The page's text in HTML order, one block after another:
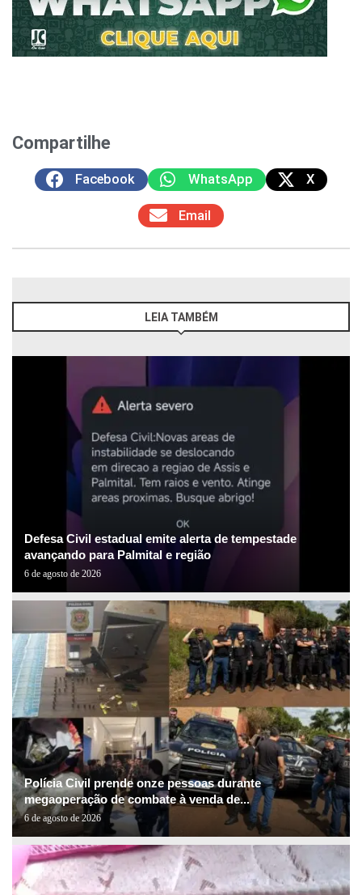
Compartilhe
Facebook WhatsApp X
Email
LEIA TAMBÉM
Defesa Civil estadual emite alerta de tempestade
avançando para Palmital e região
6 de agosto de 2026
Polícia Civil prende onze pessoas durante
megaoperação de combate à venda de...
6 de agosto de 2026